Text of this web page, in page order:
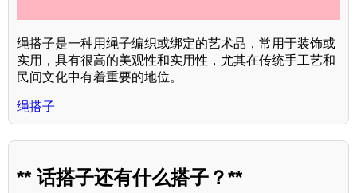
绳搭子是一种用绳子编织或绑定的艺术品，常用于装饰或
实用，具有很高的美观性和实用性，尤其在传统手工艺和
民间文化中有着重要的地位。
绳搭子
** 话搭子还有什么搭子？**